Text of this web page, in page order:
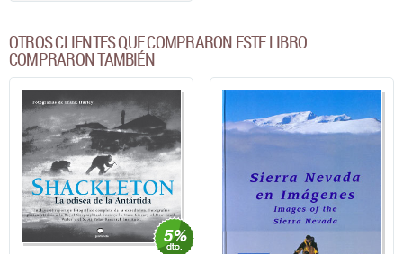
OTROS CLIENTES QUE COMPRARON ESTE LIBRO
COMPRARON TAMBIÉN